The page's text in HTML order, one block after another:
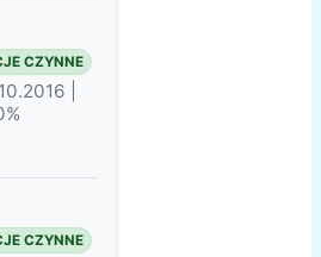
CZYNNE
|
CZYNNE